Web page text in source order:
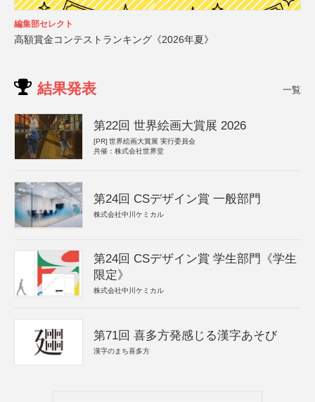
編集部セレクト
高額賞金コンテストランキング《2026年夏》
結果発表 一覧
第22回 世界絵画大賞展 2026
[PR] 世界絵画大賞展 実行委員会
共催：株式会社世界堂
第24回 CSデザイン賞 一般部門
株式会社中川ケミカル
第24回 CSデザイン賞 学生部門《学生
限定》
株式会社中川ケミカル
第71回 喜多方発感じる漢字あそび
漢字のまち喜多方